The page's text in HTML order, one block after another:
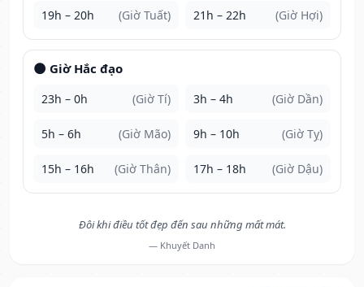
19h – 20h (Giờ Tuất) 21h – 22h (Giờ Hợi)
🌑 Giờ Hắc đạo
23h – 0h (Giờ Tí) 3h – 4h (Giờ Dần)
5h – 6h (Giờ Mão) 9h – 10h (Giờ Tỵ)
15h – 16h (Giờ Thân) 17h – 18h (Giờ Dậu)
Đôi khi điều tốt đẹp đến sau những mất mát.
— Khuyết Danh